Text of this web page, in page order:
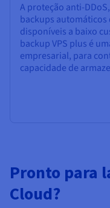
A proteção anti-
backups
disponíveis a baixo
backup VPS plus é
empresarial, para
capacidade de
Pronto para
Cloud?